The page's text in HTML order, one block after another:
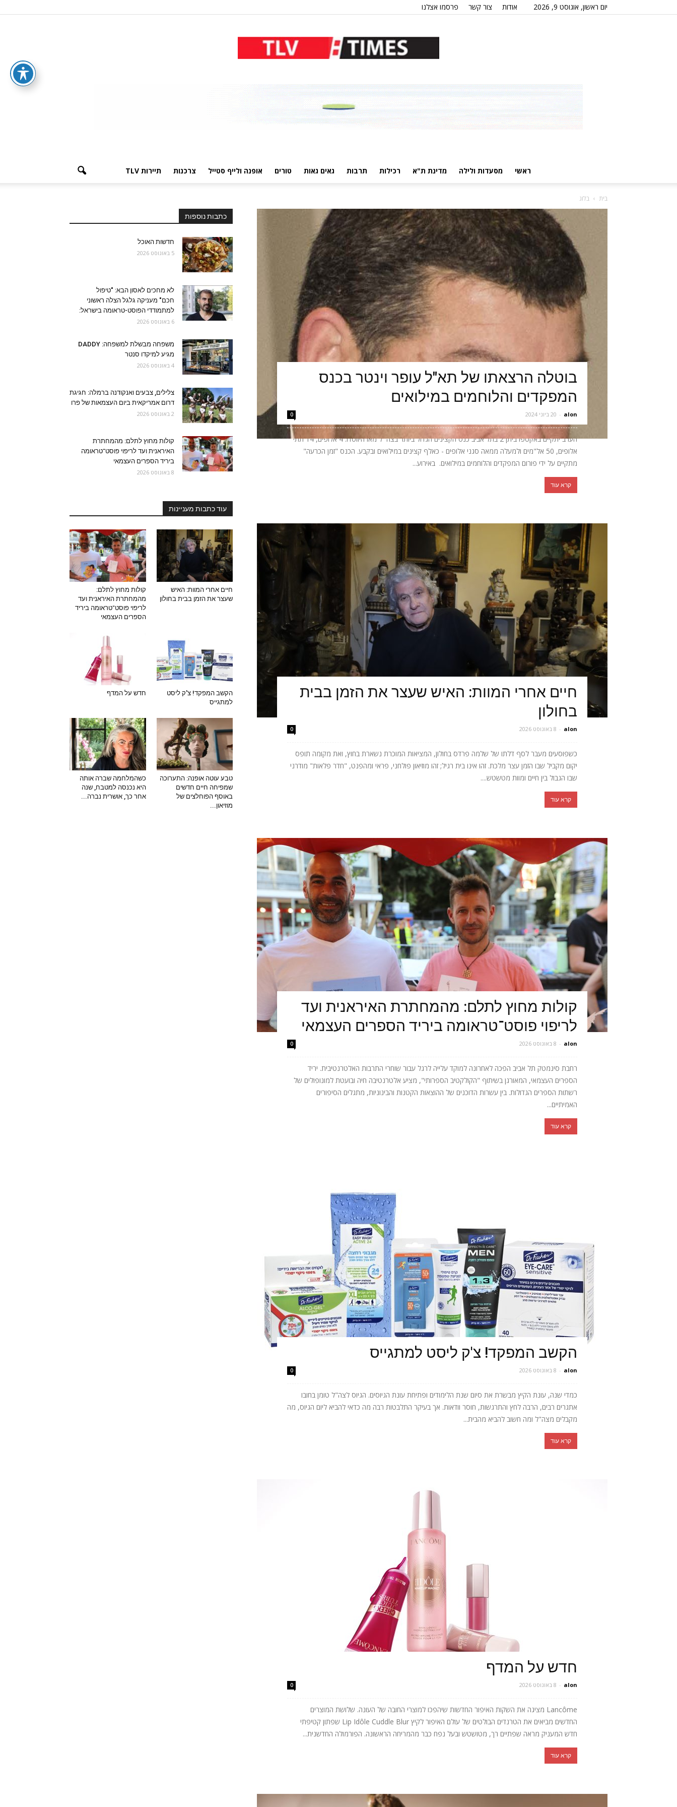
יום ראשון, אוגוסט 9, 2026 אודות צור קשר פרסמו אצלנו
ראשי מסעדות ולילה מדינת ת"א רכילות תרבות גאים גאות טורים אופנה ולייף סטייל צרכנות תיירות TLV
בית בלוג
בוטלה הרצאתו של תא"ל עופר וינטר בכנס
המפקדים והלוחמים במילואים
alon
- 20 ביוני 2024 0
הערב יתקיים באקספו ביתן 2 בתל אביב כנס הקצינים הגדול ביותר בצה״ל מאז היווסדו: 4 אלופים, 14 תתי
אלופים, 50 אל"מים ולמעלה ממאה סגני אלופים - כאלף קצינים במילואים ובקבע. הכנס "זמן הכרעה"
מתקיים על ידי פורום המפקדים והלוחמים במילואים. באירוע...
קרא עוד
חיים אחרי המוות: האיש שעצר את הזמן בבית
בחולון
alon
- 8 באוגוסט 2026 0
כשפוסעים מעבר לסף דלתו של שלמה פרדס בחולון, המציאות המוכרת נשארת בחוץ, ואת מקומה תופס
יקום מקביל שבו הזמן עצר מלכת. זהו אינו בית רגיל; זהו מוזיאון פולחני, פראי ומהפנט, "חדר פלאות" מודרני
שבו הגבול בין חיים ומוות מטשטש....
קרא עוד
קולות מחוץ לתלם: מהמחתרת האיראנית ועד
לריפוי פוסט־טראומה ביריד הספרים העצמאי
alon
- 8 באוגוסט 2026 0
רחבת סינמטק תל אביב הפכה לאחרונה למוקד עלייה לרגל עבור שוחרי התרבות האלטרנטיבית. יריד
הספרים העצמאי, המאורגן בשיתוף "הקולקטיב הספרותי", מציע אלטרנטיבה חיה ובועטת למונופולים של
רשתות הספרים הגדולות. בין עשרות הדוכנים של ההוצאות הקטנות והבינוניות, מתגלים הסיפורים
האמיתיים...
קרא עוד
הקשב המפקד! צ'ק ליסט למתגייס
alon
- 8 באוגוסט 2026 0
כמדי שנה, עונת הקיץ מבשרת את סיום שנת הלימודים ופתיחת עונת הגיוסים. הגיוס לצה"ל טומן בחובו
אתגרים רבים, הרבה לחץ והתרגשות, חוסר וודאות. אך בעיקר התלבטות רבה מה כדאי להביא ליום הגיוס, מה
מקבלים מצה"ל ומה חשוב להביא מהבית...
קרא עוד
חדש על המדף
alon
- 8 באוגוסט 2026 0
Lancôme מציגה את השקות האיפור החדשות שיהפכו למוצרי החובה של העונה. שלושת המוצרים
החדשים מביאים את הטרנדים הבולטים של עולם האיפור לקיץ Lip Idôle Cuddle Blur שפתון קטיפתי
חדש המעניק מראה שפתיים רך, מטושטש ובעל נפח כבר מהמריחה הראשונה. הפורמולה החדשנית...
קרא עוד
כתבות נוספות
חדשות האוכל
5 באוגוסט 2026
לא מחכים לאסון הבא: "טיפול
חכם" מעניקה גלגל הצלה ראשוני
למתמודדי הפוסט-טראומה בישראל:
6 באוגוסט 2026
משפחה מבשלת למשפחה: DADDY
מגיע למיקדו סנטר
4 באוגוסט 2026
צלילים, צבעים ואנקודנה ברמלה: חגיגת
דרום אמריקאית ביום העצמאות של פרו
2 באוגוסט 2026
קולות מחוץ לתלם: מהמחתרת
האיראנית ועד לריפוי פוסט־טראומה
ביריד הספרים העצמאי
8 באוגוסט 2026
עוד כתבות מעניינות
חיים אחרי המוות: האיש
שעצר את הזמן בבית בחולון
קולות מחוץ לתלם:
מהמחתרת האיראנית ועד
לריפוי פוסט־טראומה ביריד
הספרים העצמאי
הקשב המפקד! צ'ק ליסט
למתגייס
חדש על המדף
טבע עוטה אופנה: התערוכה
שמפיחה חיים חדשים
באוסף הפוחלצים של
מוזיאון...
כשהמלחמה שברה אותה
היא נכנסה למטבח, שנה
אחר כך, אושרית נברה...